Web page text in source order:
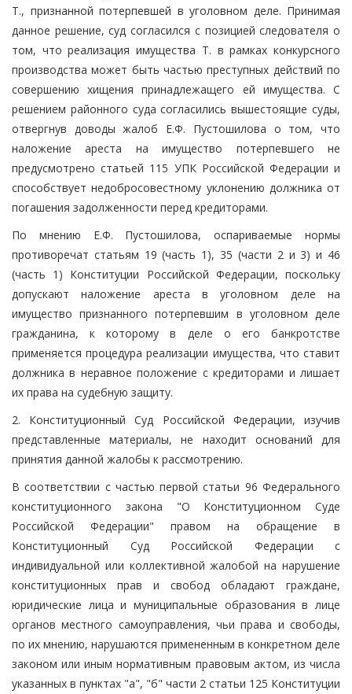
Т., признанной потерпевшей в уголовном деле. Принимая
данное решение, суд согласился с позицией следователя о
том, что реализация имущества Т. в рамках конкурсного
производства может быть частью преступных действий по
совершению хищения принадлежащего ей имущества. С
решением районного суда согласились вышестоящие суды,
отвергнув доводы жалоб Е.Ф. Пустошилова о том, что
наложение ареста на имущество потерпевшего не
предусмотрено статьей 115 УПК Российской Федерации и
способствует недобросовестному уклонению должника от
погашения задолженности перед кредиторами.
По мнению Е.Ф. Пустошилова, оспариваемые нормы
противоречат статьям 19 (часть 1), 35 (части 2 и 3) и 46
(часть 1) Конституции Российской Федерации, поскольку
допускают наложение ареста в уголовном деле на
имущество признанного потерпевшим в уголовном деле
гражданина, к которому в деле о его банкротстве
применяется процедура реализации имущества, что ставит
должника в неравное положение с кредиторами и лишает
их права на судебную защиту.
2. Конституционный Суд Российской Федерации, изучив
представленные материалы, не находит оснований для
принятия данной жалобы к рассмотрению.
В соответствии с частью первой статьи 96 Федерального
конституционного закона "О Конституционном Суде
Российской Федерации" правом на обращение в
Конституционный Суд Российской Федерации с
индивидуальной или коллективной жалобой на нарушение
конституционных прав и свобод обладают граждане,
юридические лица и муниципальные образования в лице
органов местного самоуправления, чьи права и свободы,
по их мнению, нарушаются примененным в конкретном деле
законом или иным нормативным правовым актом, из числа
указанных в пунктах "а", "б" части 2 статьи 125 Конституции